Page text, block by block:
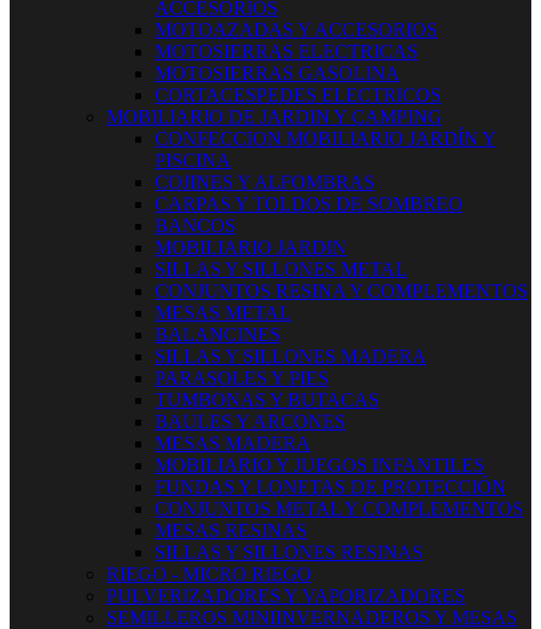
ACCESORIOS
MOTOAZADAS Y ACCESORIOS
MOTOSIERRAS ELECTRICAS
MOTOSIERRAS GASOLINA
CORTACESPEDES ELECTRICOS
MOBILIARIO DE JARDIN Y CAMPING
CONFECCION MOBILIARIO JARDÍN Y
PISCINA
COJINES Y ALFOMBRAS
CARPAS Y TOLDOS DE SOMBREO
BANCOS
MOBILIARIO JARDIN
SILLAS Y SILLONES METAL
CONJUNTOS RESINA Y COMPLEMENTOS
MESAS METAL
BALANCINES
SILLAS Y SILLONES MADERA
PARASOLES Y PIES
TUMBONAS Y BUTACAS
BAULES Y ARCONES
MESAS MADERA
MOBILIARIO Y JUEGOS INFANTILES
FUNDAS Y LONETAS DE PROTECCIÓN
CONJUNTOS METAL Y COMPLEMENTOS
MESAS RESINAS
SILLAS Y SILLONES RESINAS
RIEGO - MICRO RIEGO
PULVERIZADORES Y VAPORIZADORES
SEMILLEROS MINIINVERNADEROS Y MESAS